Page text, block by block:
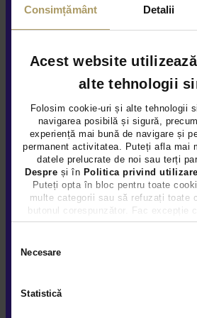
Consimțământ Detalii
Acest website
alte tehnologii
Folosim cookie-uri și alte tehnologii
navigarea posibilă și sigură,
experiență mai bună de navigare și
permanent activitatea. Puteți afla mai
datele prelucrate de noi sau terți
Despre și în Politica privind
Puteți opta în bloc pentru toate
multe categorii sau să refuzați toate
butonul corespunzător. Fac excepție
care sunt activate automat, conform
Necesare
Statistică